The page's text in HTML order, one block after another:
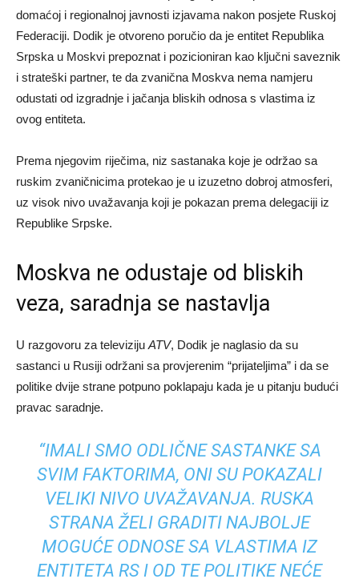
domaćoj i regionalnoj javnosti izjavama nakon posjete Ruskoj
Federaciji. Dodik je otvoreno poručio da je entitet Republika
Srpska u Moskvi prepoznat i pozicioniran kao ključni saveznik
i strateški partner, te da zvanična Moskva nema namjeru
odustati od izgradnje i jačanja bliskih odnosa s vlastima iz
ovog entiteta.
Prema njegovim riječima, niz sastanaka koje je održao sa
ruskim zvaničnicima protekao je u izuzetno dobroj atmosferi,
uz visok nivo uvažavanja koji je pokazan prema delegaciji iz
Republike Srpske.
Moskva ne odustaje od bliskih
veza, saradnja se nastavlja
U razgovoru za televiziju ATV, Dodik je naglasio da su
sastanci u Rusiji održani sa provjerenim “prijateljima” i da se
politike dvije strane potpuno poklapaju kada je u pitanju budući
pravac saradnje.
“IMALI SMO ODLIČNE SASTANKE SA
SVIM FAKTORIMA, ONI SU POKAZALI
VELIKI NIVO UVAŽAVANJA. RUSKA
STRANA ŽELI GRADITI NAJBOLJE
MOGUĆE ODNOSE SA VLASTIMA IZ
ENTITETA RS I OD TE POLITIKE NEĆE